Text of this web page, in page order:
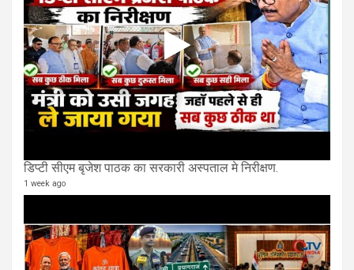
डिप्टी सीएम बृजेश पाठक का सरकारी अस्पताल मे निरीक्षण.
1 week ago